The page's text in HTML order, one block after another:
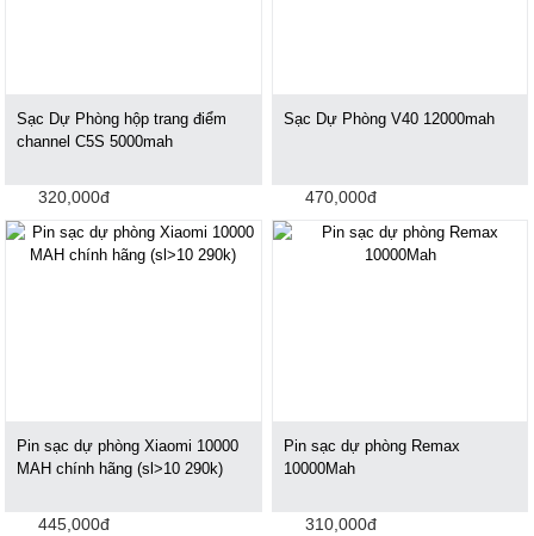
Sạc Dự Phòng hộp trang điểm
channel C5S 5000mah
320,000đ
Sạc Dự Phòng V40 12000mah
470,000đ
Pin sạc dự phòng Xiaomi 10000
MAH chính hãng (sl>10 290k)
445,000đ
Pin sạc dự phòng Remax
10000Mah
310,000đ